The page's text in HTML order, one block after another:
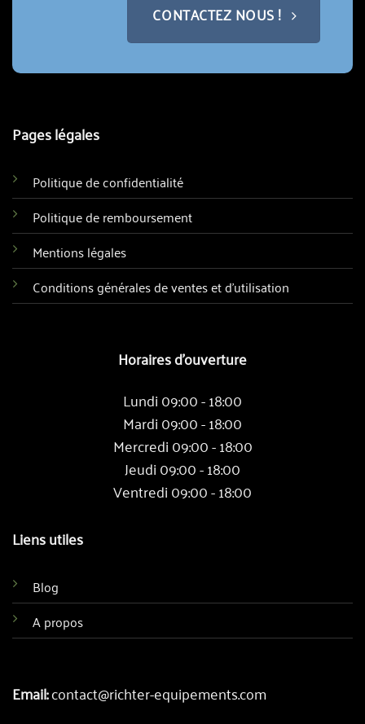
CONTACTEZ NOUS !
Pages légales
Politique de confidentialité
Politique de remboursement
Mentions légales
Conditions générales de ventes et d'utilisation
Horaires d'ouverture
Lundi 09:00 - 18:00
Mardi 09:00 - 18:00
Mercredi 09:00 - 18:00
Jeudi 09:00 - 18:00
Ventredi 09:00 - 18:00
Liens utiles
Blog
A propos
Email:contact@richter-equipements.com